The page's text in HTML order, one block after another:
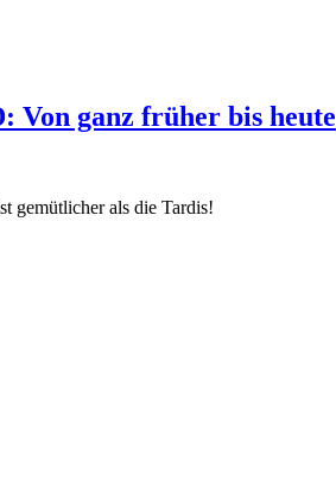
ganz früher bis heute
gemütlicher als die Tardis!